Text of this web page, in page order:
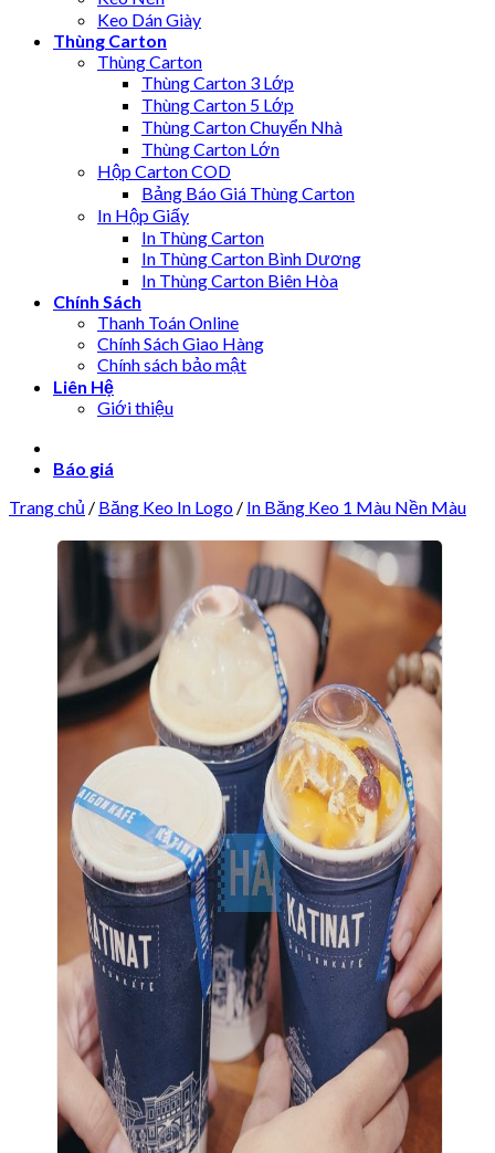
Keo Dán Giày
Thùng Carton
Thùng Carton
Thùng Carton 3 Lớp
Thùng Carton 5 Lớp
Thùng Carton Chuyển Nhà
Thùng Carton Lớn
Hộp Carton COD
Bảng Báo Giá Thùng Carton
In Hộp Giấy
In Thùng Carton
In Thùng Carton Bình Dương
In Thùng Carton Biên Hòa
Chính Sách
Thanh Toán Online
Chính Sách Giao Hàng
Chính sách bảo mật
Liên Hệ
Giới thiệu
Báo giá
Trang chủ / Băng Keo In Logo / In Băng Keo 1 Màu Nền Màu